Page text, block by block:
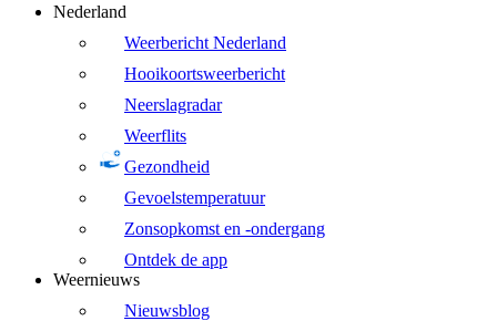
Nederland
Weerbericht Nederland
Hooikoortsweerbericht
Neerslagradar
Weerflits
Gezondheid
Gevoelstemperatuur
Zonsopkomst en -ondergang
Ontdek de app
Weernieuws
Nieuwsblog